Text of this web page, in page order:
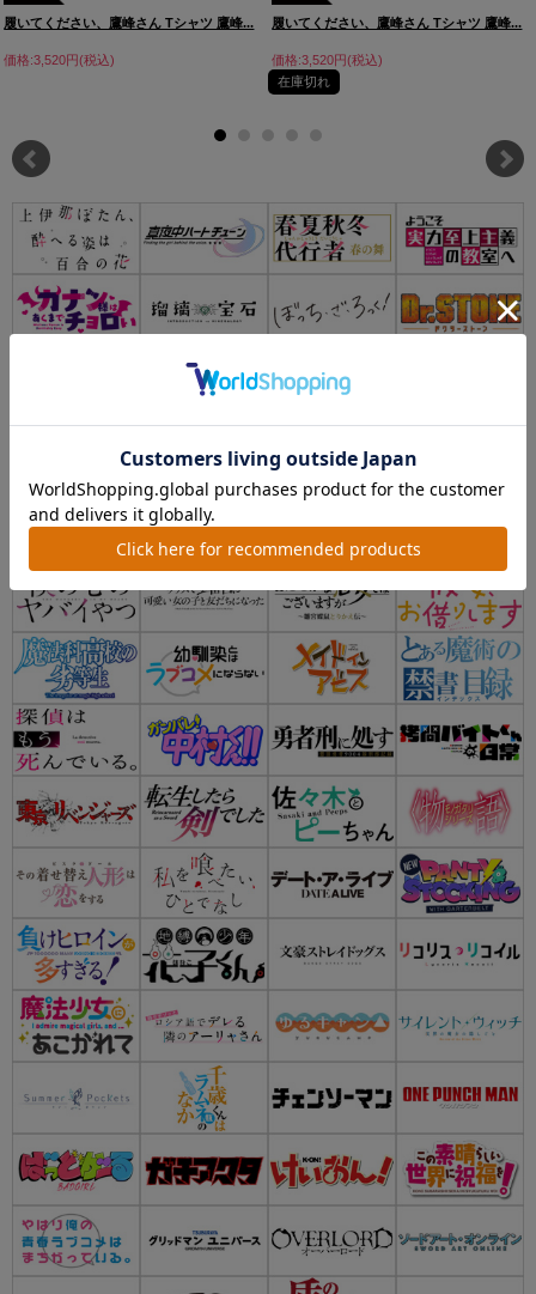
履いてください、鷹峰さん Tシャツ 鷹峰...
価格:3,520円(税込)
履いてください、鷹峰さん Tシャツ 鷹峰...
価格:3,520円(税込)
在庫切れ